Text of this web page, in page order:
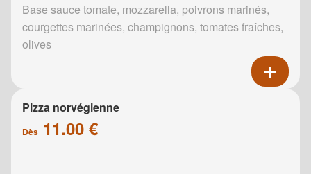
Base sauce tomate, mozzarella, poivrons marinés,
courgettes marinées, champignons, tomates fraîches,
olives
Pizza norvégienne
Dès 11.00 €